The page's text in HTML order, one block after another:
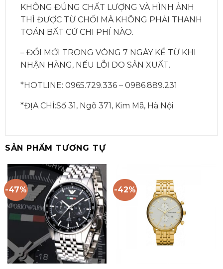
KHÔNG ĐÚNG CHẤT LƯỢNG VÀ HÌNH ẢNH
THÌ ĐƯỢC TỪ CHỐI MÀ KHÔNG PHẢI THANH
TOÁN BẤT CỨ CHI PHÍ NÀO.
– ĐỔI MỚI TRONG VÒNG 7 NGÀY KỂ TỪ KHI
NHẬN HÀNG, NẾU LỖI DO SẢN XUẤT.
*HOTLINE: 0965.729.336 – 0986.889.231
*ĐỊA CHỈ:Số 31, Ngõ 371, Kim Mã, Hà Nội
SẢN PHẨM TƯƠNG TỰ
-47% -42%